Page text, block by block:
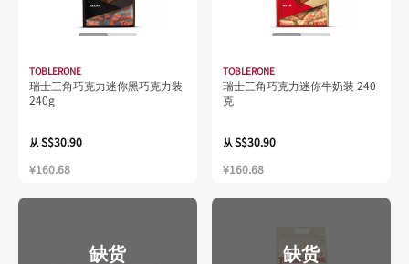
TOBLERONE
瑞士三角巧克力迷你黑巧克力装
240g
从S$30.90
¥160.68
TOBLERONE
瑞士三角巧克力迷你牛奶装 240
克
从S$30.90
¥160.68
缺货 缺货